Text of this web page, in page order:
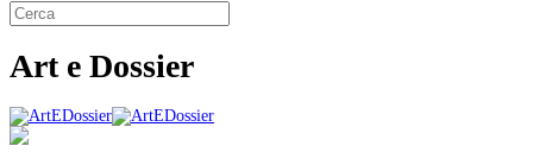
Art e Dossier